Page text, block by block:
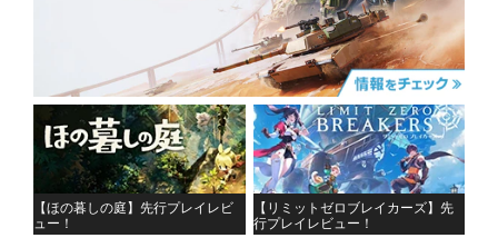
【ほの暮しの庭】先行プレイレビ
ュー！
【リミットゼロブレイカーズ】先
行プレイレビュー！